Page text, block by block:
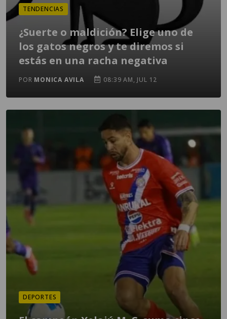
TENDENCIAS
¿Suerte o maldición? Elige uno de
los gatos negros y te diremos si
estás en una racha negativa
POR MONICA AVILA 08:39 AM, JUL 12
DEPORTES